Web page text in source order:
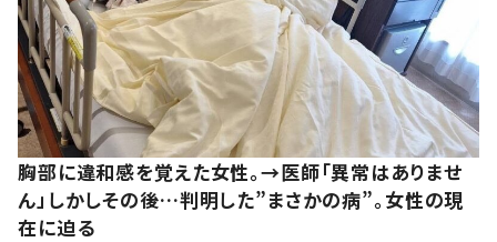
胸部に違和感を覚えた女性。→医師「異常はありませ
ん」しかしその後…判明した”まさかの病”。女性の現
在に迫る